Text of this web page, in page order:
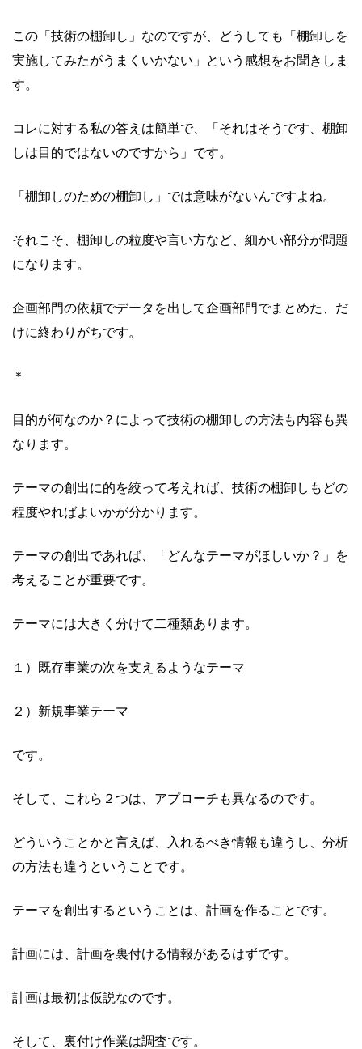
この「技術の棚卸し」なのですが、どうしても「 棚卸しを
実施してみたがうまくいかない」
という感想をお聞きしま
す。
コレに対する私の答えは簡単で、「それはそうです、 棚卸
しは目的ではないのですから」です。
「棚卸しのための棚卸し」では意味がないんですよね。
それこそ、棚卸しの粒度や言い方など、 細かい部分が問題
になります。
企画部門の依頼でデータを出して企画部門でまとめた、 だ
けに終わりがちです。
＊
目的が何なのか？ によって技術の棚卸しの方法も内容も異
なります。
テーマの創出に的を絞って考えれば、 技術の棚卸しもどの
程度やればよいかが分かります。
テーマの創出であれば、「どんなテーマがほしいか？」
を
考えることが重要です。
テーマには大きく分けて二種類あります。
１）既存事業の次を支えるようなテーマ
２）新規事業テーマ
です。
そして、これら２つは、アプローチも異なるのです。
どういうことかと言えば、入れるべき情報も違うし、 分析
の方法も違うということです。
テーマを創出するということは、計画を作ることです。
計画には、計画を裏付ける情報があるはずです。
計画は最初は仮説なのです。
そして、裏付け作業は調査です。